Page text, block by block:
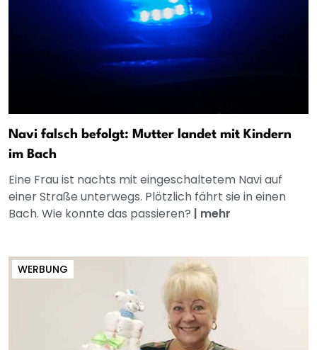
Navi falsch befolgt: Mutter landet mit Kindern
im Bach
Eine Frau ist nachts mit eingeschaltetem Navi auf
einer Straße unterwegs. Plötzlich fährt sie in einen
Bach. Wie konnte das passieren? | mehr
WERBUNG